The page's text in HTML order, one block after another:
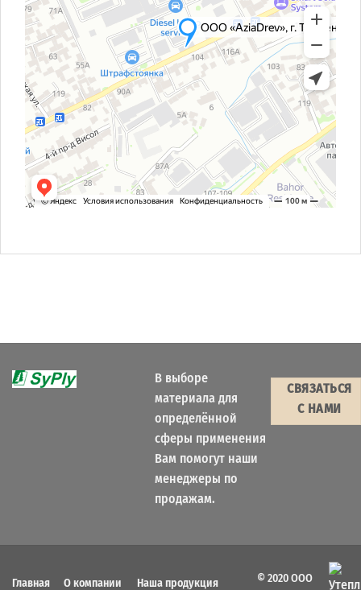
В выборе
материала для
определённой
сферы применения
Вам помогут наши
менеджеры по
продажам.
СВЯЗАТЬСЯ
С НАМИ
Главная О компании Наша продукция
© 2020 ООО